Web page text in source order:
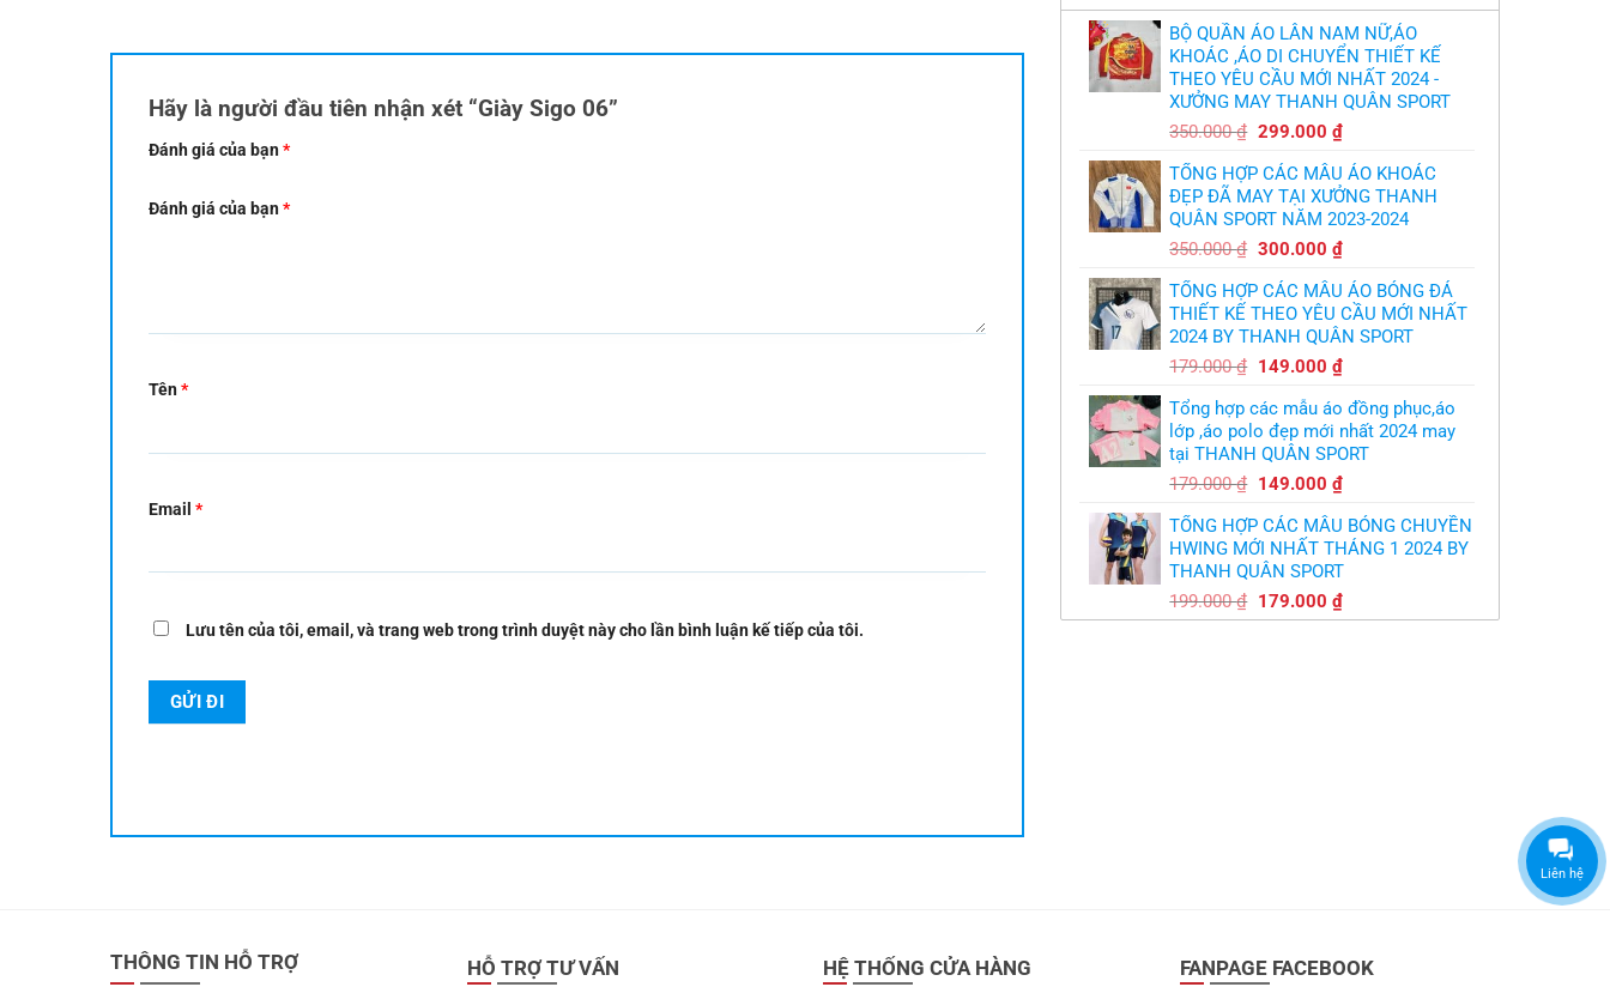
Hãy là người đầu tiên nhận xét “Giày Sigo 06”
Đánh giá của bạn*
Đánh giá của bạn*
Tên*
Email *
Lưu tên của tôi, email, và trang web trong trình duyệt này cho lần bình luận kế tiếp của tôi.
trích
cầu
thủ,
thừa
nhận
sự
thật
chát
của
bầy
quỷ
nhỏ
và
in
áo
bóng
chuyền
theo
yêu
cầu
,thiết
free
BỘ QUẦN ÁO LÂN NAM NỮ,ÁO
KHOÁC ,ÁO DI CHUYỂN THIẾT KẾ
THEO YÊU CẦU MỚI NHẤT 2024 -
XƯỞNG MAY THANH QUÂN SPORT
350.000₫ Giá
là:
350.000 ₫.
299.000 ₫Giá
tại
là:
299.000 ₫.
TỔNG HỢP CÁC MẪU ÁO KHOÁC
ĐẸP ĐÃ MAY TẠI XƯỞNG THANH
QUÂN SPORT NĂM 2023-2024
350.000₫ Giá
là:
350.000 ₫.
300.000 ₫Giá
tại
là:
300.000 ₫.
TỔNG HỢP CÁC MẪU ÁO BÓNG ĐÁ
THIẾT KẾ THEO YÊU CẦU MỚI NHẤT
2024 BY THANH QUÂN SPORT
179.000₫ Giá
là:
179.000 ₫.
149.000 ₫Giá
tại
là:
149.000 ₫.
Tổng hợp các mẫu áo đồng phục,áo
lớp ,áo polo đẹp mới nhất 2024 may
tại THANH QUÂN SPORT
179.000₫ Giá
là:
179.000 ₫.
149.000 ₫Giá
tại
là:
TỔNG HỢP CÁC MẪU BÓNG CHUYỀN
HWING MỚI NHẤT THÁNG 1 2024 BY
THANH QUÂN SPORT
199.000₫ Giá
gốc
179.000 ₫Giá
hiện
THÔNG TIN HỖ TRỢ HỖ TRỢ TƯ VẤN HỆ THỐNG CỬA HÀNG FANPAGE FACEBOOK
Liên hệ